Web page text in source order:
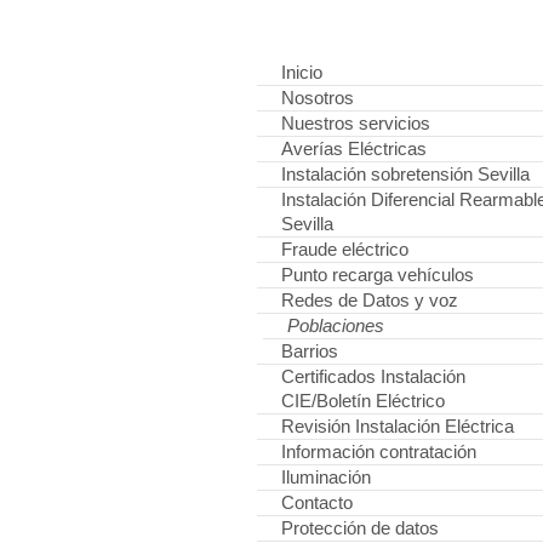
Inicio
Nosotros
Nuestros servicios
Averías Eléctricas
Instalación sobretensión Sevilla
Instalación Diferencial
Sevilla
Fraude eléctrico
Punto recarga vehículos
Redes de Datos y voz
Poblaciones
Barrios
Certificados Instalación
CIE/Boletín Eléctrico
Revisión Instalación Eléctrica
Información contratación
Iluminación
Contacto
Protección de datos